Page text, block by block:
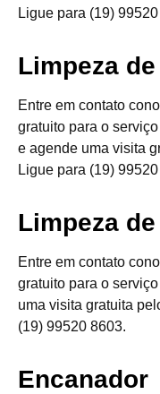
Ligue para (19)
Limpeza
Entre em contato
gratuito para o
e agende uma visita
Ligue para (19)
Limpeza
Entre em contato
gratuito para o
uma visita gratuita
(19) 99520 8603.
Encanador